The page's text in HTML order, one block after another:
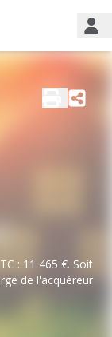
: 11 465 €. Soit
de l'acquéreur